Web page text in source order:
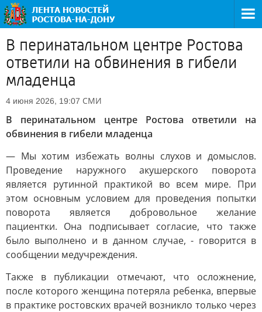
В перинатальном центре Ростова
ответили на обвинения в гибели
младенца
4 июня 2026, 19:07 СМИ
В перинатальном центре Ростова ответили на
обвинения в гибели младенца
— Мы хотим избежать волны слухов и домыслов.
Проведение наружного акушерского поворота
является рутинной практикой во всем мире. При
этом основным условием для проведения попытки
поворота является добровольное желание
пациентки. Она подписывает согласие, что также
было выполнено и в данном случае, - говорится в
сообщении медучреждения.
Также в публикации отмечают, что осложнение,
после которого женщина потеряла ребенка, впервые
в практике ростовских врачей возникло только через